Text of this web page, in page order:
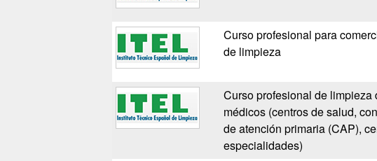
Curso profesional para
de limpieza
Curso profesional de limpieza
médicos (centros de salud,
de atención primaria (CAP),
especialidades)